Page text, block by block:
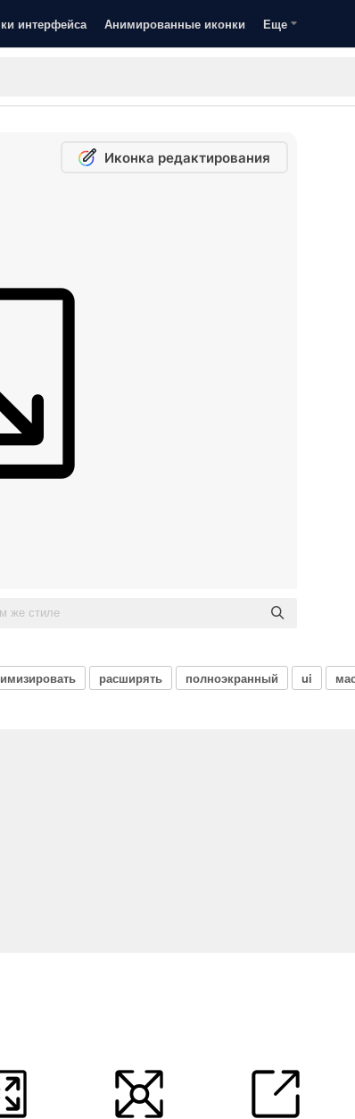
интерфейса Анимированные иконки Еще
Иконка редактирования
расширять полноэкранный ui